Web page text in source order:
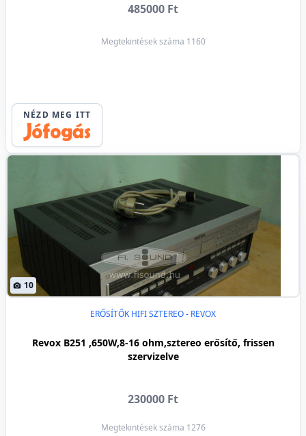
485000 Ft
Megtekintések száma 1160
NÉZD MEG ITT
10
ERŐSÍTŐK HIFI SZTEREO - REVOX
Revox B251 ,650W,8-16 ohm,sztereo erősítő, frissen
szervizelve
230000 Ft
Megtekintések száma 1276